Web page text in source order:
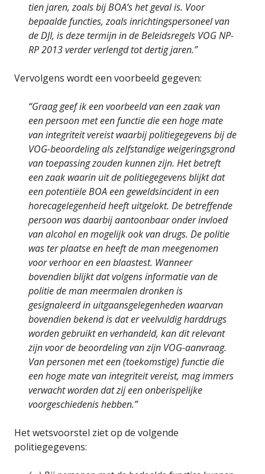
tien jaren, zoals bij BOA’s het geval is. Voor
bepaalde functies, zoals inrichtingspersoneel van
de DJI, is deze termijn in de Beleidsregels VOG NP-
RP 2013 verder verlengd tot dertig jaren.”
Vervolgens wordt een voorbeeld gegeven:
“Graag geef ik een voorbeeld van een zaak van
een persoon met een functie die een hoge mate
van integriteit vereist waarbij politiegegevens bij de
VOG-beoordeling als zelfstandige weigeringsgrond
van toepassing zouden kunnen zijn. Het betreft
een zaak waarin uit de politiegegevens blijkt dat
een potentiële BOA een geweldsincident in een
horecagelegenheid heeft uitgelokt. De betreffende
persoon was daarbij aantoonbaar onder invloed
van alcohol en mogelijk ook van drugs. De politie
was ter plaatse en heeft de man meegenomen
voor verhoor en een blaastest. Wanneer
bovendien blijkt dat volgens informatie van de
politie de man meermalen dronken is
gesignaleerd in uitgaansgelegenheden waarvan
bovendien bekend is dat er veelvuldig harddrugs
worden gebruikt en verhandeld, kan dit relevant
zijn voor de beoordeling van zijn VOG-aanvraag.
Van personen met een (toekomstige) functie die
een hoge mate van integriteit vereist, mag immers
verwacht worden dat zij een onberispelijke
voorgeschiedenis hebben.”
Het wetsvoorstel ziet op de volgende
politiegegevens: